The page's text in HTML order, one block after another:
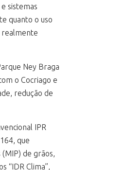
sistemas
quanto o uso
realmente
Ney Braga
o Cocriago e
redução de
IPR
que
de grãos,
“IDR Clima”,